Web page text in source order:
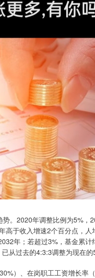
。2020年调整比例为5%，
于收入增速2个百分点，
年；若超过3%，基金累
从过去的4:3:3调整为现在的
）、在岗职工工资增长率